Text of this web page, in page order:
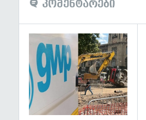
კომენტარები